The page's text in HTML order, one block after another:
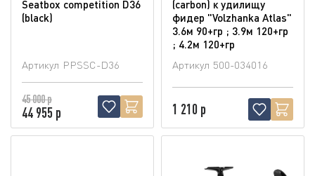
Seatbox competition D36
(blaсk)
Артикул PPSSC-D36
45 000 р
44 955 р
(carbon) к удилищу
фидер "Volzhanka Atlas"
3.6м 90+гр ; 3.9м 120+гр
; 4.2м 120+гр
Артикул 500-034016
1 210 р